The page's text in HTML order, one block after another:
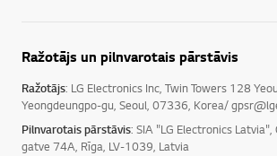
Ražotājs un pilnvarotais pārstāvis
Ražotājs: LG Electronics Inc, Twin Towers 128
Yeongdeungpo-gu, Seoul, 07336, Korea/
Pilnvarotais pārstāvis: SIA "LG Electronics
gatve 74A, Rīga, LV-1039, Latvia